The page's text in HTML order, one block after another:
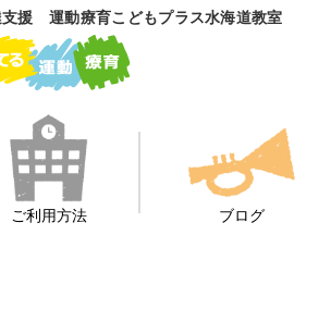
援 運動療育こどもプラス水海道教室
ご利用方法 ブログ